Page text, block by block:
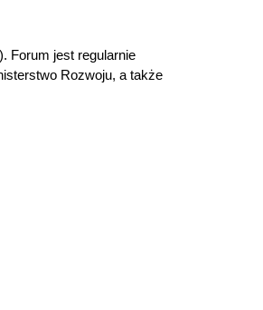
Forum jest regularnie
Rozwoju, a także